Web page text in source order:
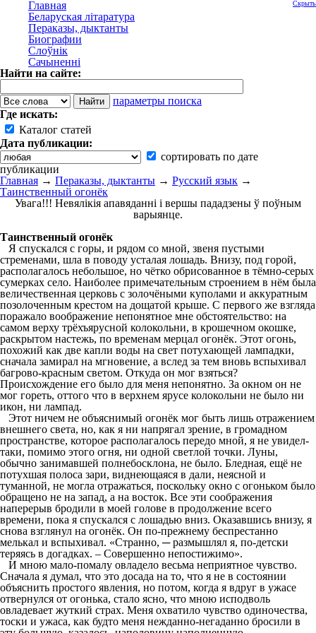
Главная
Беларуская літаратура
Пераказы, дыктанты
Биографии
Слоўнік
Сачыненні
Найти на сайте:
параметры поиска
Где искать:
Каталог статей
Дата публикации:
сортировать по дате
публикации
Скрыть
Главная → Пераказы, дыктанты → Русский язык →
Таинственный огонёк
Увага!!! Невялікія апавяданні і вершы пададзены ў поўным
варыянце.
Таинственный огонёк
Я спускался с горы, и рядом со мной, звеня пустыми
стременами, шла в поводу усталая лошадь. Внизу, под горой,
располагалось небольшое, но чётко обрисованное в тёмно-серых
сумерках село. Наиболее примечательным строением в нём была
величественная церковь с золочёными куполами и аккуратным
позолоченным крестом на дощатой крыше. С первого же взгляда
поражало воображение непонятное мне обстоятельство: на
самом верху трёхъярусной колокольни, в крошечном окошке,
раскрытом настежь, по временам мерцал огонёк. Этот огонь,
похожий как две капли воды на свет потухающей лампадки,
сначала замирал на мгновение, а вслед за тем вновь вспыхивал
багрово-красным светом. Откуда он мог взяться?
Происхождение его было для меня непонятно. За окном он не
мог гореть, оттого что в верхнем ярусе колокольни не было ни
икон, ни лампад.
Этот ничем не объяснимый огонёк мог быть лишь отражением
внешнего света, но, как я ни напрягал зрение, в громадном
пространстве, которое располагалось передо мной, я не увидел-
таки, помимо этого огня, ни одной светлой точки. Луны,
обычно занимавшей полнебосклона, не было. Бледная, ещё не
потухшая полоса зари, виднеющаяся в дали, неясной и
туманной, не могла отражаться, поскольку окно с огоньком было
обращено не на запад, а на восток. Все эти соображения
наперерыв бродили в моей голове в продолжение всего
времени, пока я спускался с лошадью вниз. Оказавшись внизу, я
снова взглянул на огонёк. Он по-прежнему беспрестанно
мелькал и вспыхивал. «Странно, ─ размышлял я, по-детски
теряясь в догадках. – Совершенно непостижимо».
И мною мало-помалу овладело весьма неприятное чувство.
Сначала я думал, что это досада на то, что я не в состоянии
объяснить простого явления, но потом, когда я вдруг в ужасе
отвернулся от огонька, стало ясно, что мною исподволь
овладевает жуткий страх. Меня охватило чувство одиночества,
тоски и ужаса, как будто меня нежданно-негаданно бросили в